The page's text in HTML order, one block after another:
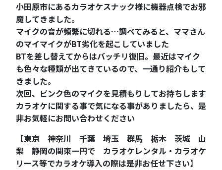
小田原市にあるカラオケスナック様に機器点検でお邪
魔してきました。
マイクの音が頻繁に切れる…調べてみると、ママさん
のマイマイクがBT劣化を起こしていました
BTを差し替えてからはバッチリ復旧。最近はマイク
も色々な種類が出てきているので、一通り紹介もして
きました。
次回、ピンク色のマイクを見積もりしてお持ちします
カラオケに関する事で気になる事がありましたら、是
非お気軽にお問い合わせください
【東京 神奈川 千葉 埼玉 群馬 栃木 茨城 山
梨 静岡の関東一円で カラオケレンタル・カラオケ
リース等でカラオケ導入の際は是非お任せ下さい】